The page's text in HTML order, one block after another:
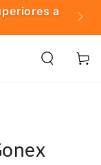
a
Carrito